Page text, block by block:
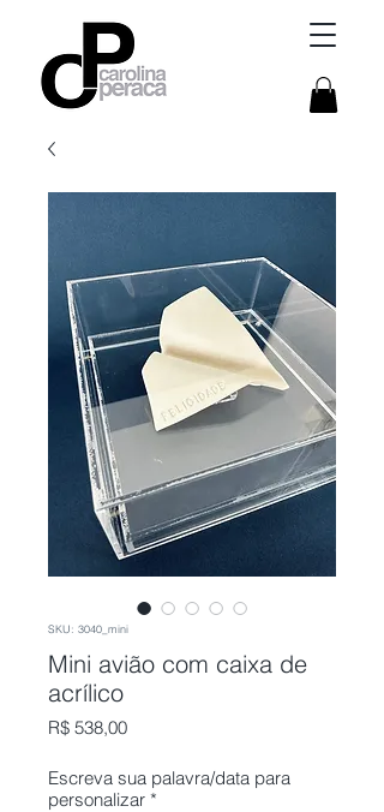
SKU: 3040_mini
Mini avião com caixa de
acrílico
R$ 538,00Preço
Escreva sua palavra/data para
personalizar *